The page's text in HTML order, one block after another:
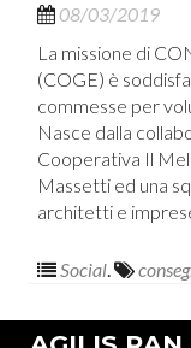
08/03/2019
La missione di
(COGE) è
commesse per
Nasce dalla
Cooperativa Il
Massetti ed una
architetti e
Social.